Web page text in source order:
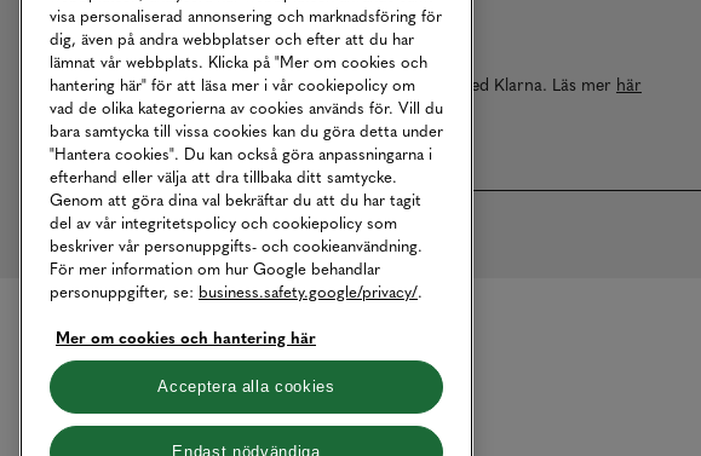
Betalningar online sköts i samarbete med Klarna. Läs mer här
visa personaliserad annonsering och marknadsföring för
dig, även på andra webbplatser och efter att du har
lämnat vår webbplats. Klicka på "Mer om cookies och
hantering här" för att läsa mer i vår cookiepolicy om
vad de olika kategorierna av cookies används för. Vill du
bara samtycka till vissa cookies kan du göra detta under
"Hantera cookies". Du kan också göra anpassningarna i
efterhand eller välja att dra tillbaka ditt samtycke.
Genom att göra dina val bekräftar du att du har tagit
del av vår integritetspolicy och cookiepolicy som
beskriver vår personuppgifts- och cookieanvändning.
För mer information om hur Google behandlar
personuppgifter, se: business.safety.google/privacy/.
Mer om cookies och hantering här
Acceptera alla cookies
Endast nödvändiga